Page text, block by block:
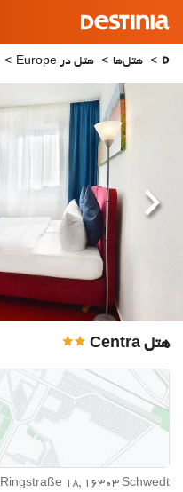
هتل‌ها هتل در Europe
هتل Centra
قبلی
Ringstraße 18, 16303 Schwedt, آلمان - Schwedt.